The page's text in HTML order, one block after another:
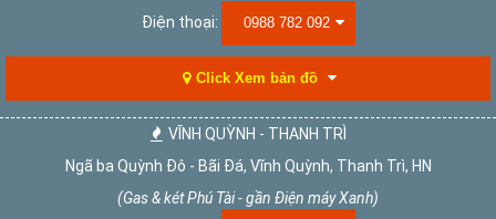
Điện thoại:
0988 782 092
Click Xem bản đồ
VĨNH QUỲNH - THANH TRÌ
Ngã ba Quỳnh Đô - Bãi Đá, Vĩnh Quỳnh, Thanh Trì, HN
(Gas & két Phú Tài - gần Điện máy Xanh)